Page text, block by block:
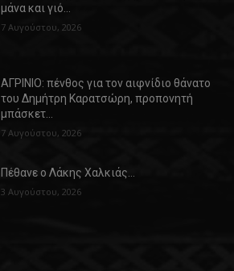
μάνα και γιό…
7 Αυγούστου, 2026
ΑΓΡΙΝΙΟ: πένθος για τον αιφνίδιο θάνατο
του Δημήτρη Καρατσώρη, προπονητή
μπάσκετ…
7 Αυγούστου, 2026
Πέθανε ο Λάκης Χαλκιάς…
3 Αυγούστου, 2026